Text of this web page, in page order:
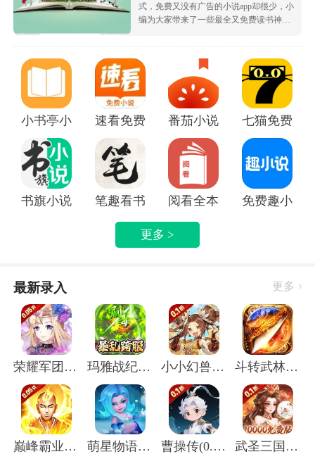
式，免费又没有广告的小说app却很少，小
编为大家带来了一些最全又免费读书神
小说资源，都很根据市场受欢迎的热度为
大家排序的哦，致力于带给大家好用的追
书软件！
小书亭小说 速看免费小说app番茄小说免费版下载安装
七猫免费阅
书旗小说APP笔趣看书小说app阅看全本免费小说APP
免费趣小说
更多 >
最新录入 更多
荣耀军团(0.05折主宰天命) 玛雅战纪(屠魔沉默专属) 小小幻兽录(虎踞中原0.1折) 斗转武林(圣金专属单职业)
巅峰霸业(封神榜0.05折) 萌星物语(登录送5星英雄) 曹操传(0.1折送终身元宝卡) 武圣三国(0.1无限代金免费版)